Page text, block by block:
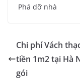
Phá dỡ nhà
Chi phí Vách
tiền 1m2 tại Hà
gói